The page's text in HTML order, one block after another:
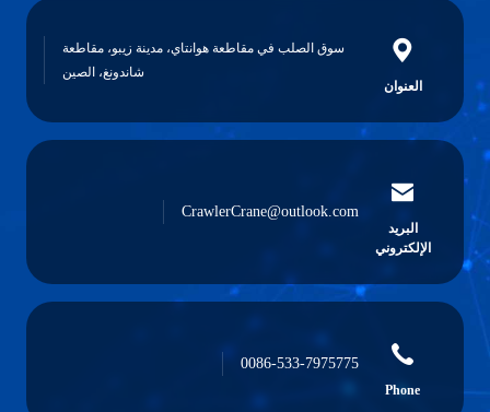
العنوان
سوق الصلب في مقاطعة هوانتاي، مدينة زيبو، مقاطعة
شاندونغ، الصين
البريد
الإلكتروني
CrawlerCrane@outlook.com
Phone
0086-533-7975775